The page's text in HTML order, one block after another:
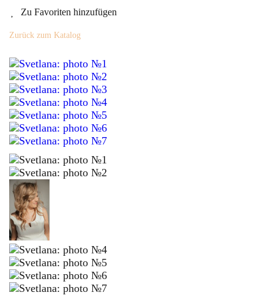
Zu Favoriten hinzufügen
Zurück zum Katalog